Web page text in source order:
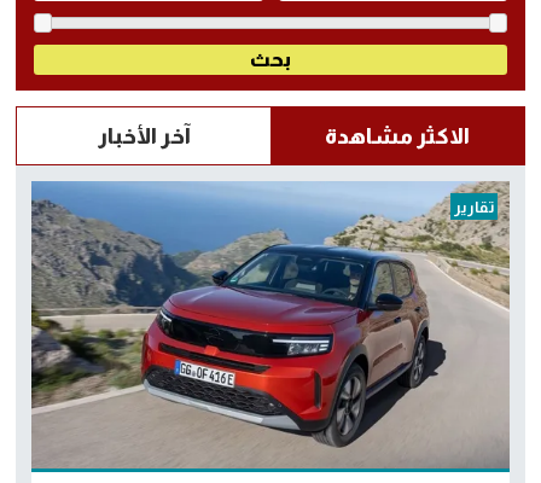
الاكثر مشاهدة آخر الأخبار
تقارير